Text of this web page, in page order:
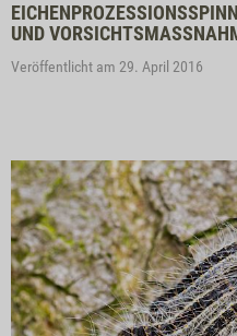
UND
Veröffentlicht am 29. April 2016